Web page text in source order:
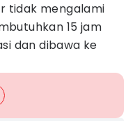
tidak mengalami
15 jam
dan dibawa ke